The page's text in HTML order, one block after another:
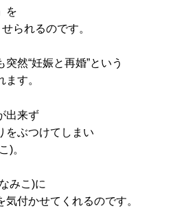
を
られるのです。
然“妊娠と再婚”という
す。
出来ず
をぶつけてしまい
)。
みこ)に
付かせてくれるのです。